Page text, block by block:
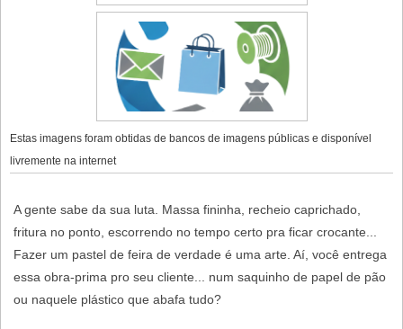
Estas imagens foram obtidas de bancos de imagens públicas e disponível
livremente na internet
A gente sabe da sua luta. Massa fininha, recheio caprichado,
fritura no ponto, escorrendo no tempo certo pra ficar crocante...
Fazer um pastel de feira de verdade é uma arte. Aí, você entrega
essa obra-prima pro seu cliente... num saquinho de papel de pão
ou naquele plástico que abafa tudo?